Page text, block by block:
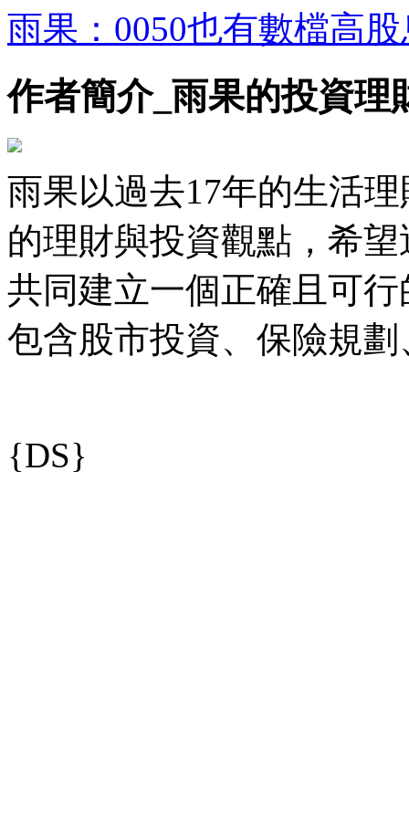
雨果：0050也有數檔高
作者簡介_雨果的投資理
雨果以過去17年的生活
的理財與投資觀點，希
共同建立一個正確且可
包含股市投資、保險規
{DS}